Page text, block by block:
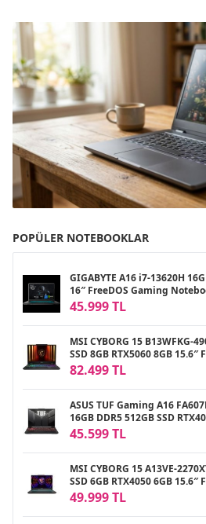
POPÜLER NOTEBOOKLAR
GIGABYTE A16 i7-13620H
16″ FreeDOS Gaming
45.999 TL
MSI CYBORG 15 B13WFKG-
SSD 8GB RTX5060 8GB 15.6″
Gaming Notebook
82.499 TL
ASUS TUF Gaming A16
16GB DDR5 512GB SSD
144Hz IPS FreeDOS Gaming
45.599 TL
MSI CYBORG 15 A13VE-
SSD 6GB RTX4050 6GB 15.6″
Gaming Notebook
49.999 TL